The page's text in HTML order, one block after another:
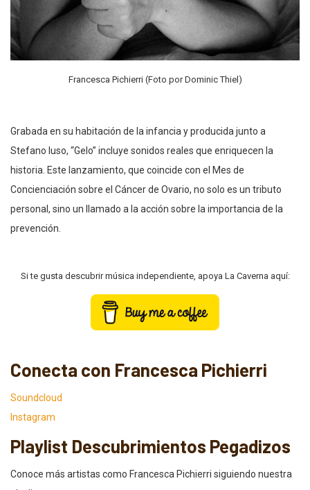
Francesca Pichierri (Foto por Dominic Thiel)
Grabada en su habitación de la infancia y producida junto a
Stefano Iuso, “Gelo” incluye sonidos reales que enriquecen la
historia. Este lanzamiento, que coincide con el Mes de
Concienciación sobre el Cáncer de Ovario, no solo es un tributo
personal, sino un llamado a la acción sobre la importancia de la
prevención.
Si te gusta descubrir música independiente, apoya La Caverna aquí:
Conecta con Francesca Pichierri
Soundcloud
Instagram
Playlist Descubrimientos Pegadizos
Conoce más artistas como Francesca Pichierri siguiendo nuestra